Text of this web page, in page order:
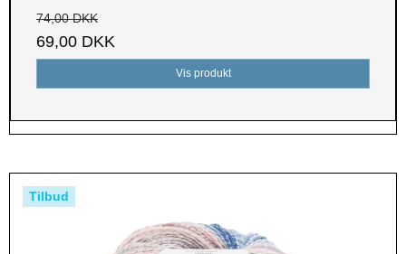
74,00 DKK
69,00 DKK
Vis produkt
Tilbud